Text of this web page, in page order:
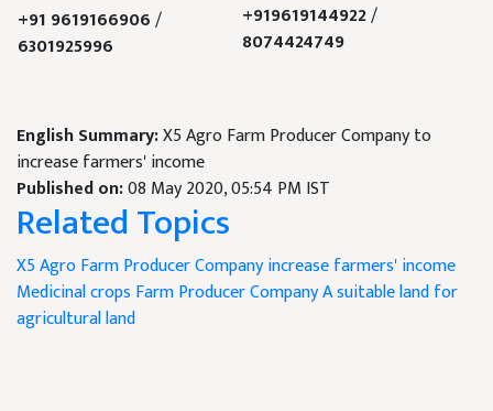
+91 9619166906/
6301925996
+919619144922/
8074424749
English Summary:X5 Agro Farm Producer Company to
increase farmers' income
Published on:08 May 2020, 05:54 PM IST
Related Topics
X5 Agro Farm Producer Companyincrease farmers' income
Medicinal crops Farm Producer CompanyA suitable land for
agricultural land